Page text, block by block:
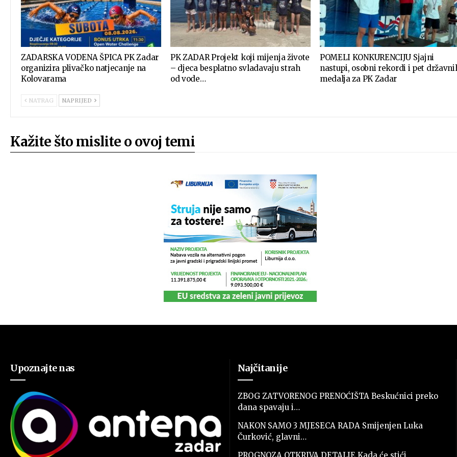
ZADARSKA VODENA ŠPICA PK Zadar
organizira plivačko natjecanje na
Kolovarama
PK ZADAR Projekt koji mijenja živote
– djeca besplatno svladavaju strah
od vode…
POMELI KONKURENCIJU Sjajni
nastupi, osobni rekordi i pet
medalja za PK Zadar
NATRAG NAPRIJED
Kažite što mislite o ovoj temi
Upoznajte nas Najčitanije
ZBOG ZATVORENOG PRENOĆIŠTA Beskućnici preko
dana spavaju i…
NAKON SAMO 3 MJESECA RADA Smijenjen Luka
Čurković, glavni…